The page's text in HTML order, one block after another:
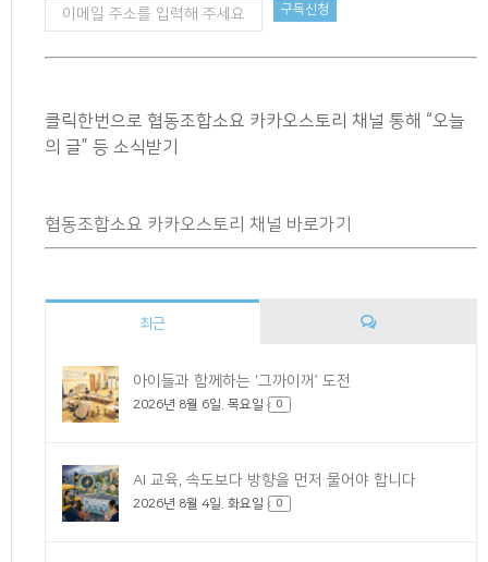
클릭한번으로 협동조합소요 카카오스토리 채널 통해 “오늘
의 글” 등 소식받기
협동조합소요 카카오스토리 채널 바로가기
최근
아이들과 함께하는 ‘그까이꺼’ 도전
2026년 8월 6일. 목요일 0
AI 교육, 속도보다 방향을 먼저 물어야 합니다
2026년 8월 4일. 화요일 0